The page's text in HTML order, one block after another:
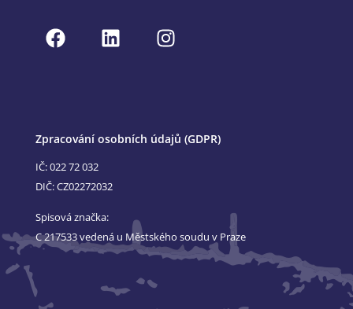
Zpracování osobních údajů (GDPR)
IČ: 022 72 032
DIČ: CZ02272032
Spisová značka:
C 217533 vedená u Městského soudu v Praze